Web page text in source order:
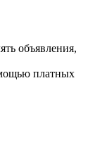
объявления,
платных